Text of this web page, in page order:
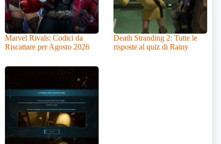
Marvel Rivals: Codici da
Riscattare per Agosto 2026
Death Stranding 2: Tutte le
risposte al quiz di Rainy